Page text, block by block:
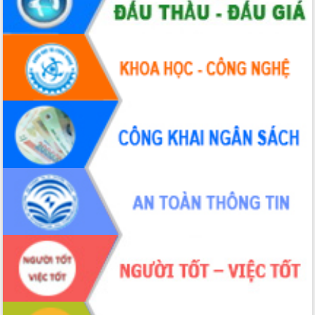
Hội thảo khoa học “Giải pháp thúc đẩy
phát triển nền kinh tế xanh tại tỉnh
Đắk Lắk”
Tăng cường giám sát, đôn đốc thực
hiện nhiệm vụ quản lý tài sản công
hàng tuần
Tháo gỡ những vướng mắc, đẩy mạnh
công tác cải cách thủ tục hành chính
tại Trung tâm Phục vụ hành chính
công tỉnh
Đắk Lắk: Tôn vinh 46 giải pháp tại Hội
thi Sáng tạo Kỹ thuật 2024 - 2025
Đắk Lắk rà soát, điều chỉnh Đề án 190
về phát triển nuôi trồng thủy sản
Phó Chủ tịch UBND tỉnh Đắk Lắk
Trương Công Thái kiểm tra thực địa
Dự án cao tốc Khánh Hòa - Buôn Ma
Thuột
Định vị cà phê Việt Nam như một “di
sản sống” trong dòng chảy toàn cầu